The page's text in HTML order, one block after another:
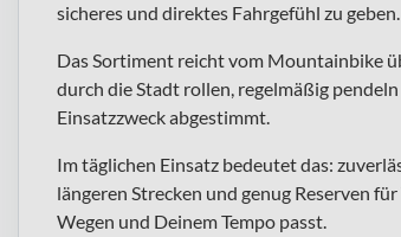
sicheres und direktes Fahrgefühl zu geben.
Das Sortiment reicht vom Mountainbike
durch die Stadt rollen, regelmäßig
Einsatzzweck abgestimmt.
Im täglichen Einsatz bedeutet das:
längeren Strecken und genug Reserven
Wegen und Deinem Tempo passt.